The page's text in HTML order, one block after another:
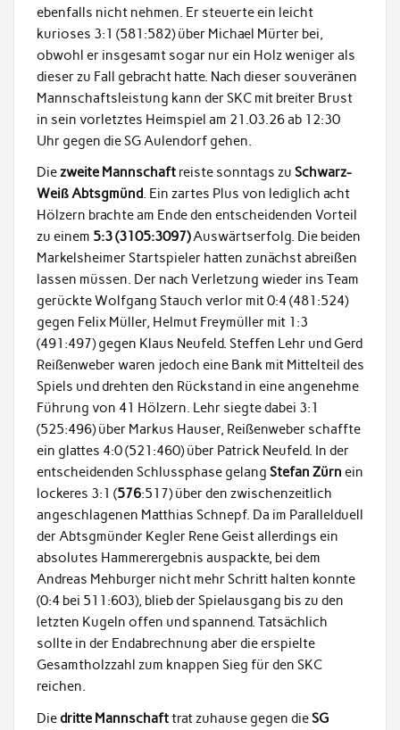
ebenfalls nicht nehmen. Er steuerte ein leicht
kurioses 3:1 (581:582) über Michael Mürter bei,
obwohl er insgesamt sogar nur ein Holz weniger als
dieser zu Fall gebracht hatte. Nach dieser souveränen
Mannschaftsleistung kann der SKC mit breiter Brust
in sein vorletztes Heimspiel am 21.03.26 ab 12:30
Uhr gegen die SG Aulendorf gehen.
Diezweite Mannschaft reiste sonntags zu Schwarz-
Weiß Abtsgmünd. Ein zartes Plus von lediglich acht
Hölzern brachte am Ende den entscheidenden Vorteil
zu einem 5:3 (3105:3097)Auswärtserfolg. Die beiden
Markelsheimer Startspieler hatten zunächst abreißen
lassen müssen. Der nach Verletzung wieder ins Team
gerückte Wolfgang Stauch verlor mit 0:4 (481:524)
gegen Felix Müller, Helmut Freymüller mit 1:3
(491:497) gegen Klaus Neufeld. Steffen Lehr und Gerd
Reißenweber waren jedoch eine Bank mit Mittelteil des
Spiels und drehten den Rückstand in eine angenehme
Führung von 41 Hölzern. Lehr siegte dabei 3:1
(525:496) über Markus Hauser, Reißenweber schaffte
ein glattes 4:0 (521:460) über Patrick Neufeld. In der
entscheidenden Schlussphase gelang Stefan Zürn ein
lockeres 3:1 (576:517) über den zwischenzeitlich
angeschlagenen Matthias Schnepf. Da im Parallelduell
der Abtsgmünder Kegler Rene Geist allerdings ein
absolutes Hammerergebnis auspackte, bei dem
Andreas Mehburger nicht mehr Schritt halten konnte
(0:4 bei 511:603), blieb der Spielausgang bis zu den
letzten Kugeln offen und spannend. Tatsächlich
sollte in der Endabrechnung aber die erspielte
Gesamtholzzahl zum knappen Sieg für den SKC
reichen.
Diedritte Mannschafttrat zuhause gegen dieSG